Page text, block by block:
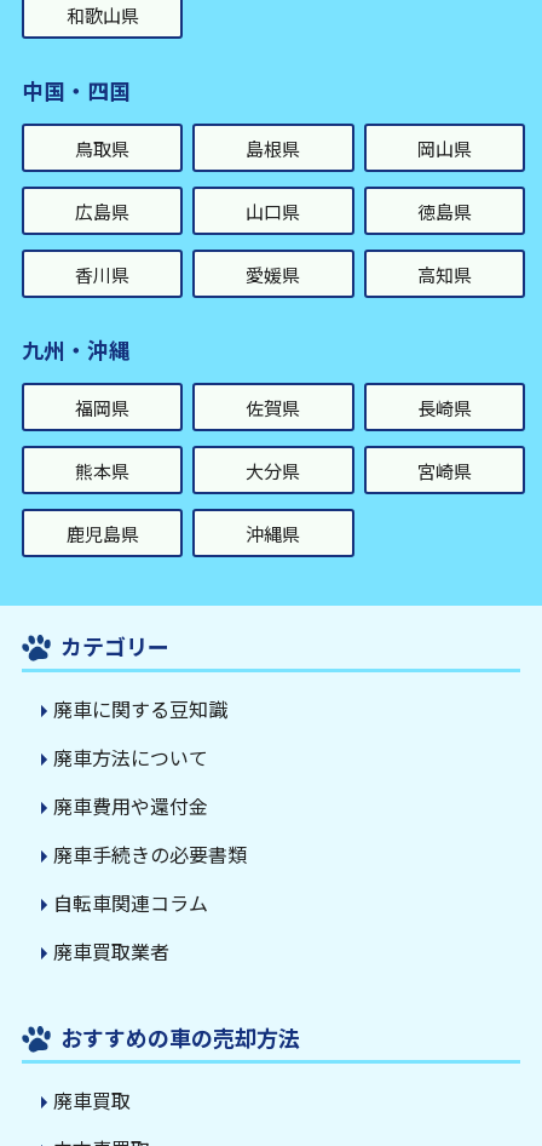
和歌山県
中国・四国
鳥取県 島根県 岡山県
広島県 山口県 徳島県
香川県 愛媛県 高知県
九州・沖縄
福岡県 佐賀県 長崎県
熊本県 大分県 宮崎県
鹿児島県 沖縄県
カテゴリー
廃車に関する豆知識
廃車方法について
廃車費用や還付金
廃車手続きの必要書類
自転車関連コラム
廃車買取業者
おすすめの車の売却方法
廃車買取